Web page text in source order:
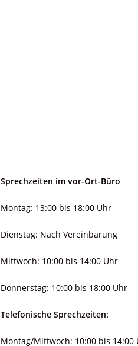
Sprechzeiten im vor-Ort-Büro
Montag: 13:00 bis 18:00 Uhr
Dienstag: Nach Vereinbarung
Mittwoch: 10:00 bis 14:00 Uhr
Donnerstag: 10:00 bis 18:00 Uhr
Telefonische Sprechzeiten:
Montag/Mittwoch: 10:00 bis 14:00